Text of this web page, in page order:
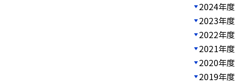
2024年度
2023年度
2022年度
2021年度
2020年度
2019年度